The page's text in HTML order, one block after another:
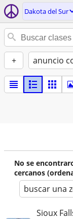
Dakota del Sur
+ anuncio
No se
cercanos
buscar una
Sioux